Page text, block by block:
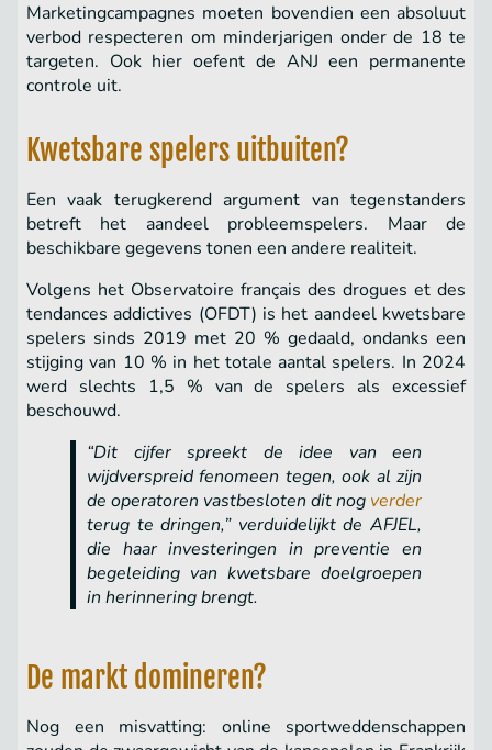
Marketingcampagnes moeten bovendien een absoluut
verbod respecteren om minderjarigen onder de 18 te
targeten. Ook hier oefent de ANJ een permanente
controle uit.
Kwetsbare spelers uitbuiten?
Een vaak terugkerend argument van tegenstanders
betreft het aandeel probleemspelers. Maar de
beschikbare gegevens tonen een andere realiteit.
Volgens het Observatoire français des drogues et des
tendances addictives (OFDT) is het aandeel kwetsbare
spelers sinds 2019 met 20 % gedaald, ondanks een
stijging van 10 % in het totale aantal spelers. In 2024
werd slechts 1,5 % van de spelers als excessief
beschouwd.
“Dit cijfer spreekt de idee van een
wijdverspreid fenomeen tegen, ook al zijn
de operatoren vastbesloten dit nog verder
terug te dringen,” verduidelijkt de AFJEL,
die haar investeringen in preventie en
begeleiding van kwetsbare doelgroepen
in herinnering brengt.
De markt domineren?
Nog een misvatting: online sportweddenschappen